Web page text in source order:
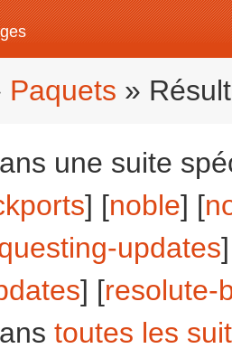
Paquets »
une suite
] [noble] [
updates
] [resolute-
toutes les